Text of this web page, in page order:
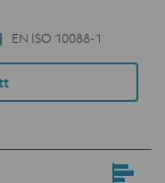
EN ISO 10088-1